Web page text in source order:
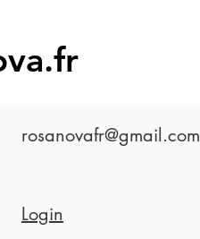
rosanovafr@gmail.com
Login